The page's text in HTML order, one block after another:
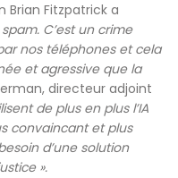
Brian Fitzpatrick a
C’est un crime
nos téléphones et cela
et agressive que la
directeur adjoint
de plus en plus l’IA
convaincant et plus
d’une solution
».